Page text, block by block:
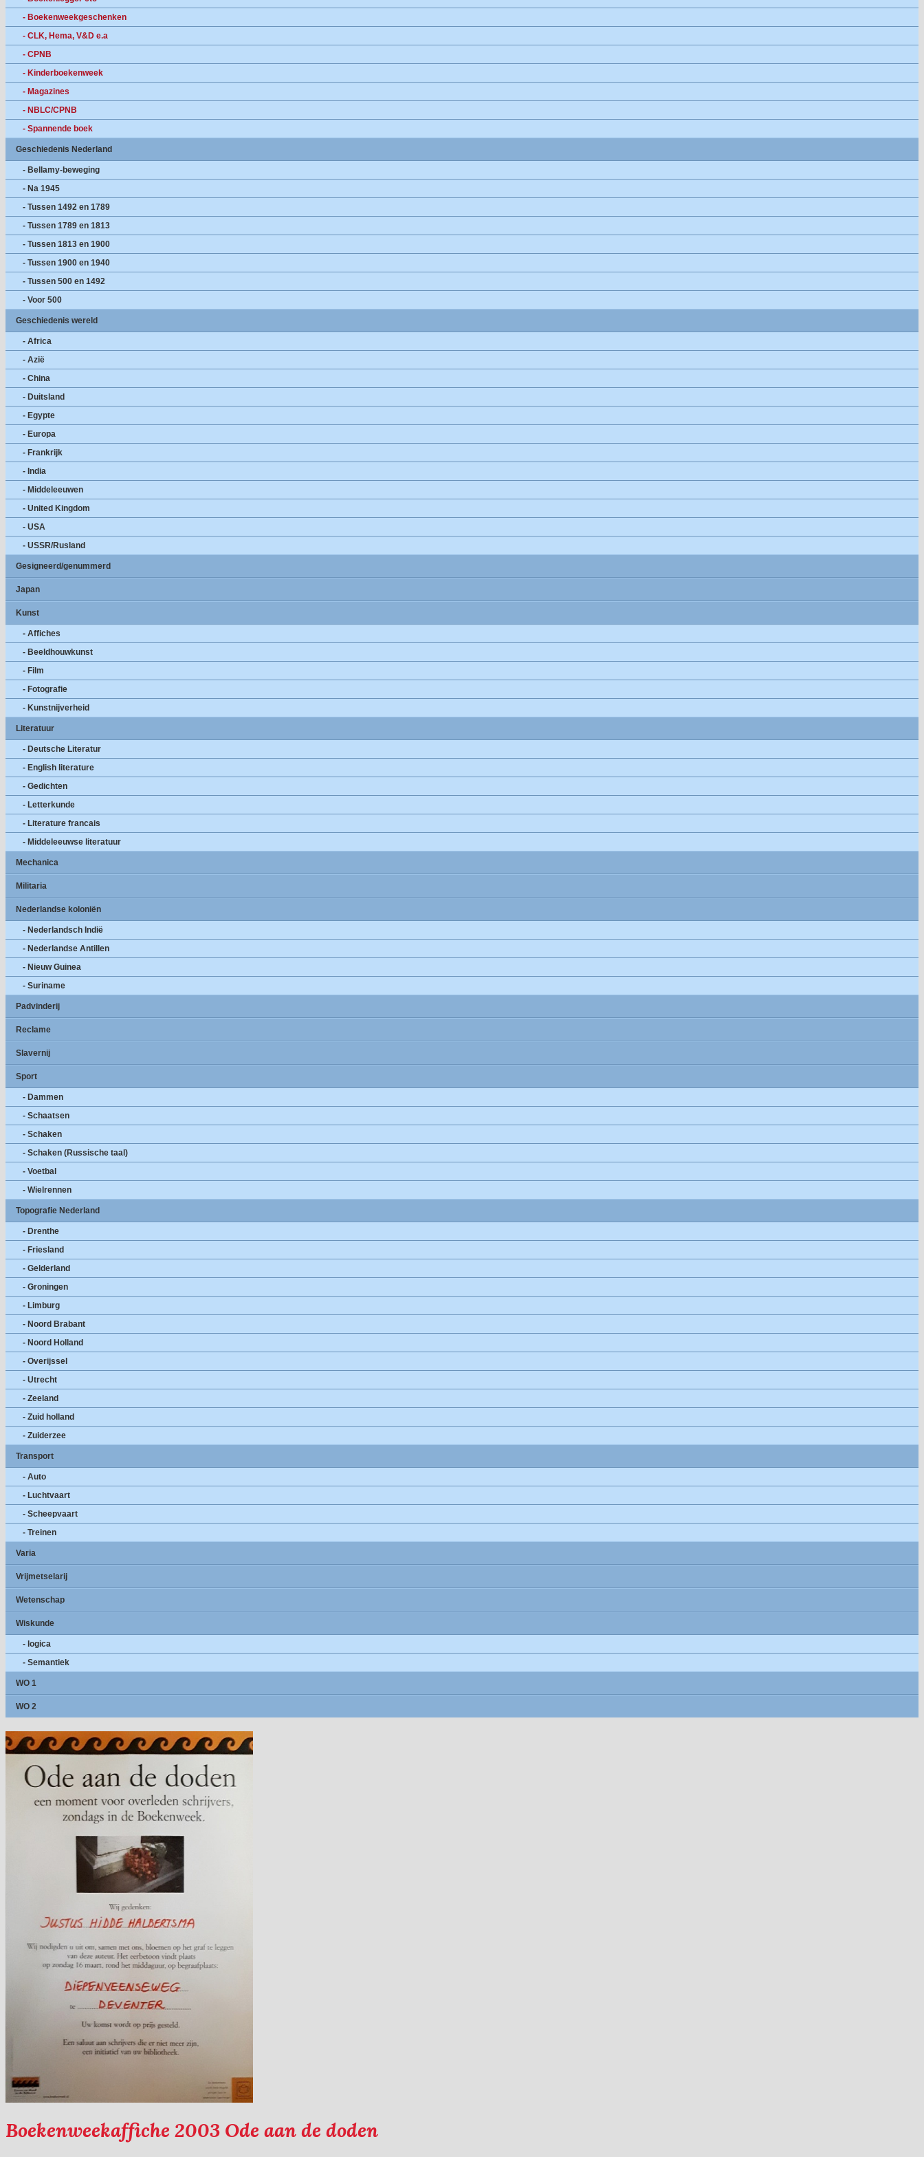
- Boekenweekgeschenken
- CLK, Hema, V&D e.a
- CPNB
- Kinderboekenweek
- Magazines
- NBLC/CPNB
- Spannende boek
Geschiedenis Nederland
- Bellamy-beweging
- Na 1945
- Tussen 1492 en 1789
- Tussen 1789 en 1813
- Tussen 1813 en 1900
- Tussen 1900 en 1940
- Tussen 500 en 1492
- Voor 500
Geschiedenis wereld
- Africa
- Azië
- China
- Duitsland
- Egypte
- Europa
- Frankrijk
- India
- Middeleeuwen
- United Kingdom
- USA
- USSR/Rusland
Gesigneerd/genummerd
Japan
Kunst
- Affiches
- Beeldhouwkunst
- Film
- Fotografie
- Kunstnijverheid
Literatuur
- Deutsche Literatur
- English literature
- Gedichten
- Letterkunde
- Literature francais
- Middeleeuwse literatuur
Mechanica
Militaria
Nederlandse koloniën
- Nederlandsch Indië
- Nederlandse Antillen
- Nieuw Guinea
- Suriname
Padvinderij
Reclame
Slavernij
Sport
- Dammen
- Schaatsen
- Schaken
- Schaken (Russische taal)
- Voetbal
- Wielrennen
Topografie Nederland
- Drenthe
- Friesland
- Gelderland
- Groningen
- Limburg
- Noord Brabant
- Noord Holland
- Overijssel
- Utrecht
- Zeeland
- Zuid holland
- Zuiderzee
Transport
- Auto
- Luchtvaart
- Scheepvaart
- Treinen
Varia
Vrijmetselarij
Wetenschap
Wiskunde
- logica
- Semantiek
WO 1
WO 2
Boekenweekaffiche 2003 Ode aan de doden